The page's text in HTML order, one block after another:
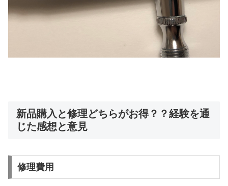
新品購入と修理どちらがお得？？経験を通
じた感想と意見
修理費用